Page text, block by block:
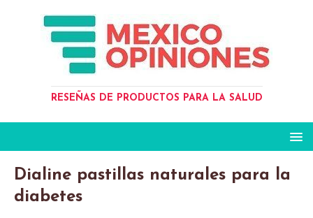
RESEÑAS DE PRODUCTOS PARA LA SALUD
Dialine pastillas naturales para la
diabetes